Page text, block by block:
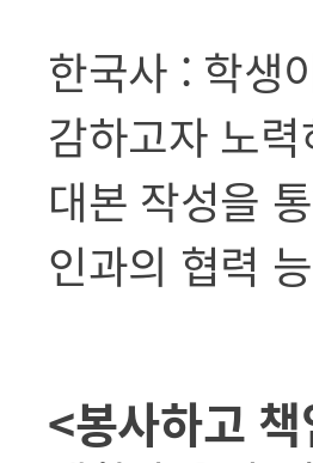
한국사 : 학생
감하고자 노
대본 작성을
인과의 협력
<봉사하고